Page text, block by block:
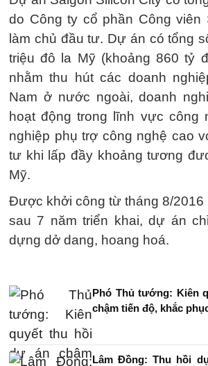
do Công ty cổ phần Công viên
làm chủ đầu tư. Dự án có tổng
triệu đô la Mỹ (khoảng 860 tỷ
nhằm thu hút các doanh
Nam ở nước ngoài, doanh
hoạt động trong lĩnh vực công
nghiệp phụ trợ công nghệ cao
tư khi lấp đầy khoảng tương
Mỹ.
Được khởi công từ tháng 8/2016
sau 7 năm triển khai, dự án
dựng dở dang, hoang hoá.
Phó Thủ tướng: Kiên
chậm tiến độ, khắc
Lâm Đồng: Thu hồi